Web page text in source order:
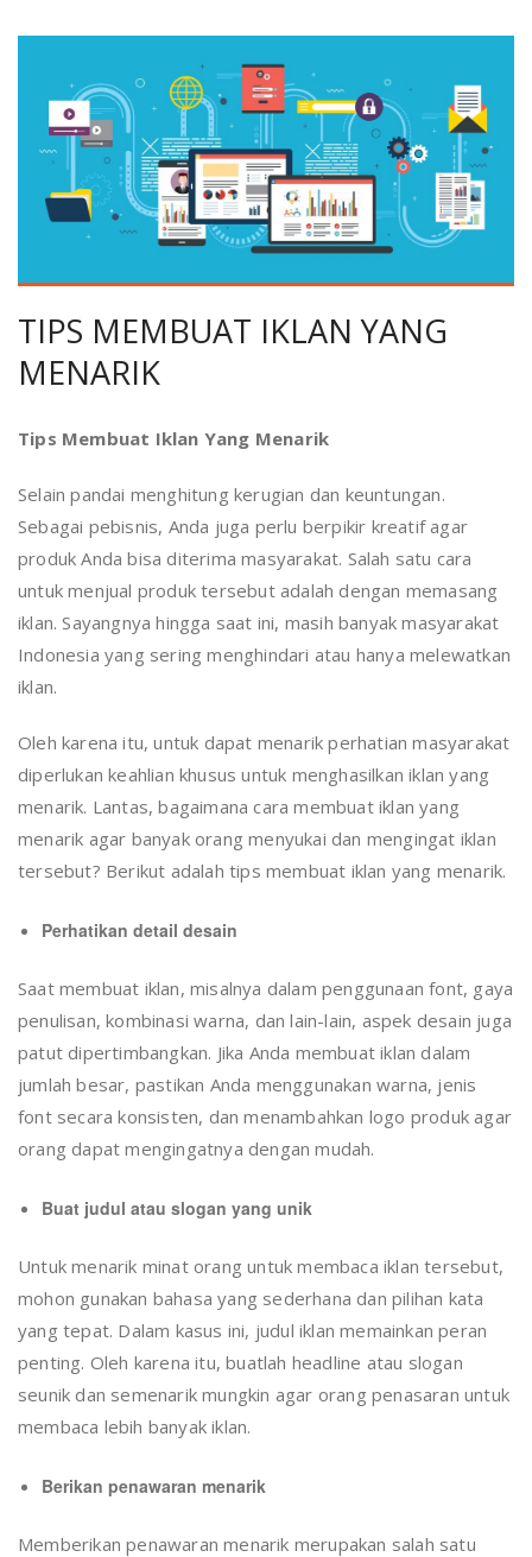
TIPS MEMBUAT IKLAN YANG
MENARIK
Tips Membuat Iklan Yang Menarik
Selain pandai menghitung kerugian dan keuntungan.
Sebagai pebisnis, Anda juga perlu berpikir kreatif agar
produk Anda bisa diterima masyarakat. Salah satu cara
untuk menjual produk tersebut adalah dengan memasang
iklan. Sayangnya hingga saat ini, masih banyak masyarakat
Indonesia yang sering menghindari atau hanya melewatkan
iklan.
Oleh karena itu, untuk dapat menarik perhatian masyarakat
diperlukan keahlian khusus untuk menghasilkan iklan yang
menarik. Lantas, bagaimana cara membuat iklan yang
menarik agar banyak orang menyukai dan mengingat iklan
tersebut? Berikut adalah tips membuat iklan yang menarik.
Perhatikan detail desain
Saat membuat iklan, misalnya dalam penggunaan font, gaya
penulisan, kombinasi warna, dan lain-lain, aspek desain juga
patut dipertimbangkan. Jika Anda membuat iklan dalam
jumlah besar, pastikan Anda menggunakan warna, jenis
font secara konsisten, dan menambahkan logo produk agar
orang dapat mengingatnya dengan mudah.
Buat judul atau slogan yang unik
Untuk menarik minat orang untuk membaca iklan tersebut,
mohon gunakan bahasa yang sederhana dan pilihan kata
yang tepat. Dalam kasus ini, judul iklan memainkan peran
penting. Oleh karena itu, buatlah headline atau slogan
seunik dan semenarik mungkin agar orang penasaran untuk
membaca lebih banyak iklan.
Berikan penawaran menarik
Memberikan penawaran menarik merupakan salah satu